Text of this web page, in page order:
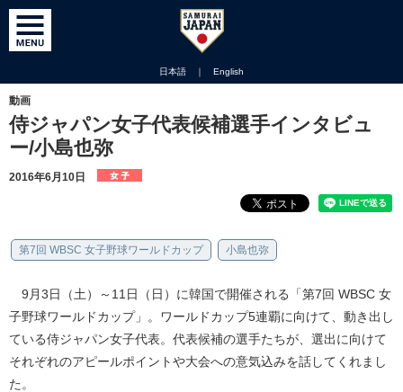
日本語 ｜ English
動画
侍ジャパン女子代表候補選手インタビュ
ー/小島也弥
2016年6月10日
第7回 WBSC 女子野球ワールドカップ 小島也弥
9月3日（土）～11日（日）に韓国で開催される「第7回 WBSC 女
子野球ワールドカップ」。ワールドカップ5連覇に向けて、動き出し
ている侍ジャパン女子代表。代表候補の選手たちが、選出に向けて
それぞれのアピールポイントや大会への意気込みを話してくれまし
た。